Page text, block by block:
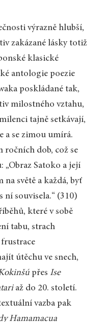
výrazně hlubší,
zakázané lásky totiž
klasické
antologie poezie
poskládané tak,
milostného vztahu,
tajně setkávají,
a se zimou umírá.
ročních dob, což se
„Obraz Satoko a její
světě a každá, byť
ní souvisela.“ (310)
které v sobě
tabu, strach
útěchu ve snech,
přes Ise
až do 20. století.
vazba pak
Hamamacua